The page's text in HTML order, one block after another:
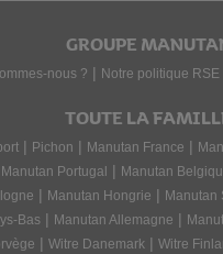
GROUPE
nous ? | Notre politique RSE
TOUTE LA
| Pichon | Manutan France |
Manutan Portugal | Manutan
| Manutan Hongrie | Manutan
Bas | Manutan Allemagne |
| Witre Danemark | Witre